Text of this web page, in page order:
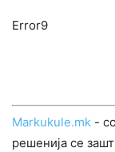
Error9
Markukule.mk -
решенија се